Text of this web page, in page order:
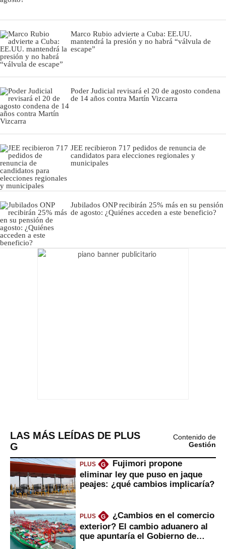
Marco Rubio advierte a Cuba: EE.UU.
mantendrá la presión y no habrá “válvula de
escape”
Poder Judicial revisará el 20 de agosto condena
de 14 años contra Martín Vizcarra
JEE recibieron 717 pedidos de renuncia de
candidatos para elecciones regionales y
municipales
Jubilados ONP recibirán 25% más en su pensión
de agosto: ¿Quiénes acceden a este beneficio?
LAS MÁS LEÍDAS DE PLUS
G
Contenido de
Gestión
PLUS G
Fujimori propone
eliminar ley que puso en jaque
peajes: ¿qué cambios implicaría?
PLUS G
¿Cambios en el comercio
exterior? El cambio aduanero al
que apuntaría el Gobierno de